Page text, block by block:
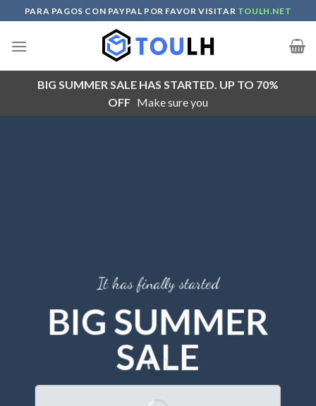
to
content
PARA PAGOS CON PAYPAL POR FAVOR VISITAR TOULH.NET
BIG SUMMER SALE HAS STARTED. UP TO 70%
OFF Make sure you
It has finally started
BIG SUMMER
SALE